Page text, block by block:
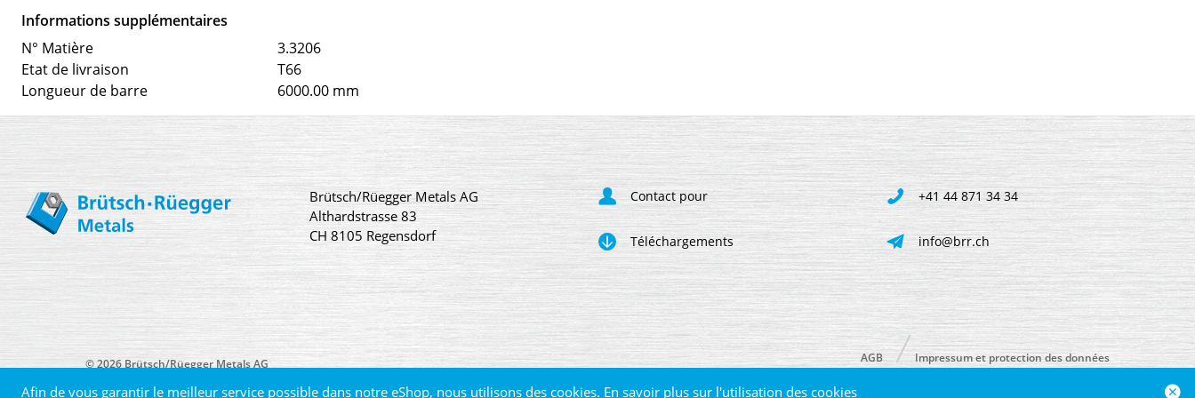
Afin de vous garantir le meilleur service possible dans notre eShop, nous utilisons des cookies. En savoir plus sur l'utilisation des cookies
Informations supplémentaires
N° Matière
3.3206
Etat de livraison
T66
Longueur de barre
6000.00 mm
Brütsch/Rüegger Metals AG
Althardstrasse 83
CH 8105 Regensdorf
Contact pour +41 44 871 34 34
Téléchargements info@brr.ch
© 2026 Brütsch/Rüegger Metals AG AGB Impressum et protection des données